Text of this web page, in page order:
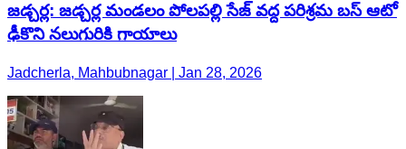
జడ్చర్ల: జడ్చర్ల మండలం పోలపల్లి సేజ్ వద్ద పరిశ్రమ బస్ ఆటో
ఢీకొని నలుగురికి గాయాలు
Jadcherla, Mahbubnagar | Jan 28, 2026